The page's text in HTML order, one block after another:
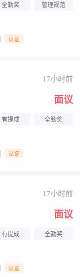
全勤奖 管理规范
认证
17小时前
面议
有提成 全勤奖
认证
17小时前
面议
有提成 全勤奖
认证